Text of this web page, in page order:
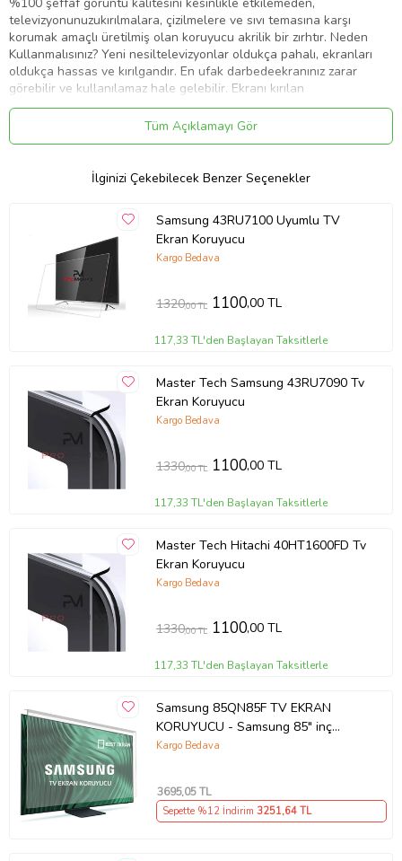
televizyonunuzukırılmalara, çizilmelere ve sıvı temasına karşı
korumak amaçlı üretilmiş olan koruyucu akrilik bir zırhtır. Neden
Kullanmalısınız? Yeni nesiltelevizyonlar oldukça pahalı, ekranları
oldukça hassas ve kırılgandır. En ufak darbedeekranınız zarar
görebilir ve kullanılamaz hale gelebilir. Ekranı kırılan
birtelevizyonun ekran değişim maliyeti neredeyse televizyonun
kendi fiyatıkadardır. Promomax tv ekrankoruyucu, ekranınızı tüm
olumsuzluklara karşı korur ve sizi yüksekmaliyetlerden kurtarır
kcm25852871
Tüm Açıklamayı Gör
İlginizi Çekebilecek Benzer Seçenekler
Samsung 43RU7100 Uyumlu TV
Ekran Koruyucu
Kargo Bedava
1320,00 TL 1100,00 TL
117,33 TL'den Başlayan Taksitlerle
Master Tech Samsung 43RU7090 Tv
Ekran Koruyucu
Kargo Bedava
1330,00 TL 1100,00 TL
117,33 TL'den Başlayan Taksitlerle
Master Tech Hitachi 40HT1600FD Tv
Ekran Koruyucu
Kargo Bedava
1330,00 TL 1100,00 TL
117,33 TL'den Başlayan Taksitlerle
Samsung 85QN85F TV EKRAN
KORUYUCU - Samsung 85" inç
214cm 216 Ekran Tv ekran Koruyucu
Kargo Bedava
3695,05 TL
Sepette %12 İndirim 3251,64 TL